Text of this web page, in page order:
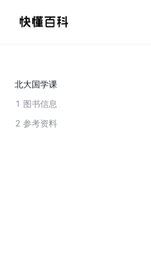
北大国学课
1 图书信息
2 参考资料